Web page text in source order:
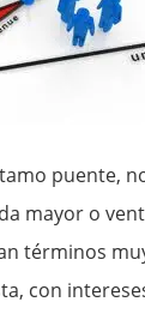
puente,
mayor o
términos
con